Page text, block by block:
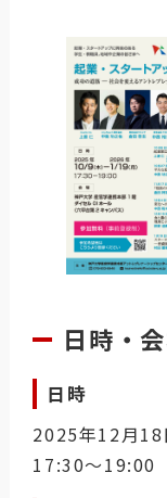
日時・
日時
2025年12月18
17:30～19:00